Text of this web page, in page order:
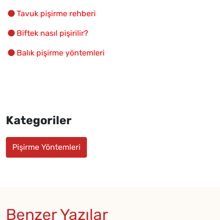
Tavuk pişirme rehberi
Biftek nasıl pişirilir?
Balık pişirme yöntemleri
Kategoriler
Pişirme Yöntemleri
Benzer Yazılar